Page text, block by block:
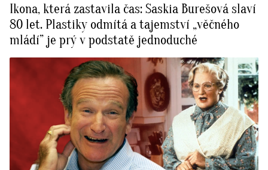
Ikona, která zastavila čas: Saskia Burešová slaví
80 let. Plastiky odmítá a tajemství „věčného
mládí” je prý v podstatě jednoduché